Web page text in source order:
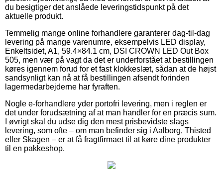
du besigtiger det anslåede leveringstidspunkt på det
aktuelle produkt.
Temmelig mange online forhandlere garanterer dag-til-dag
levering på mange varenumre, eksempelvis LED display,
Enkeltsidet, A1, 59.4×84.1 cm, DSI CROWN LED Out Box
505, men vær på vagt da det er underforstået at bestillingen
køres igennem forud for et fast klokkeslæt, sådan at de højst
sandsynligt kan nå at få bestillingen afsendt forinden
lagermedarbejderne har fyraften.
Nogle e-forhandlere yder portofri levering, men i reglen er
det under forudsætning af at man handler for en præcis sum.
I øvrigt skal du udse dig den mest prisbevidste slags
levering, som ofte – om man befinder sig i Aalborg, Thisted
eller Skagen – er at få fragtfirmaet til at køre dine produkter
til en pakkeshop.